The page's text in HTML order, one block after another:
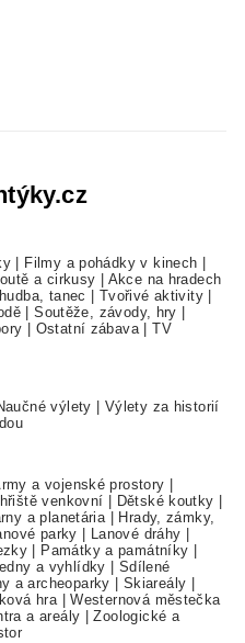
Filmy a pohádky v kinech
a cirkusy
Akce na hradech
tanec Tvořivé aktivity
|Soutěže, závody, hry
Ostatní zábava|TV
výlety
Výlety za historií
a vojenské prostory
venkovní Dětské koutky
a planetária|
Hrady, zámky,
parky Lanové dráhy
Památky a památníky
a vyhlídky
Sdílené
a archeoparky Skiareály
hra|Westernová městečka
a areály |Zoologické a